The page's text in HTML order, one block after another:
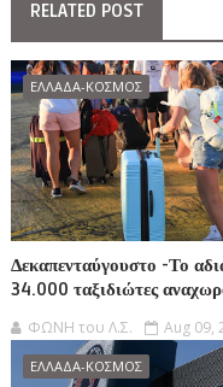
RELATED POST
ΕΛΛΑΔΑ-ΚΟΣΜΟΣ
Δεκαπενταύγουστο -Το
34.000 ταξιδιώτες
ΦΩΝΗ του Λ.Σ. Aug 09,
ΕΛΛΑΔΑ-ΚΟΣΜΟΣ